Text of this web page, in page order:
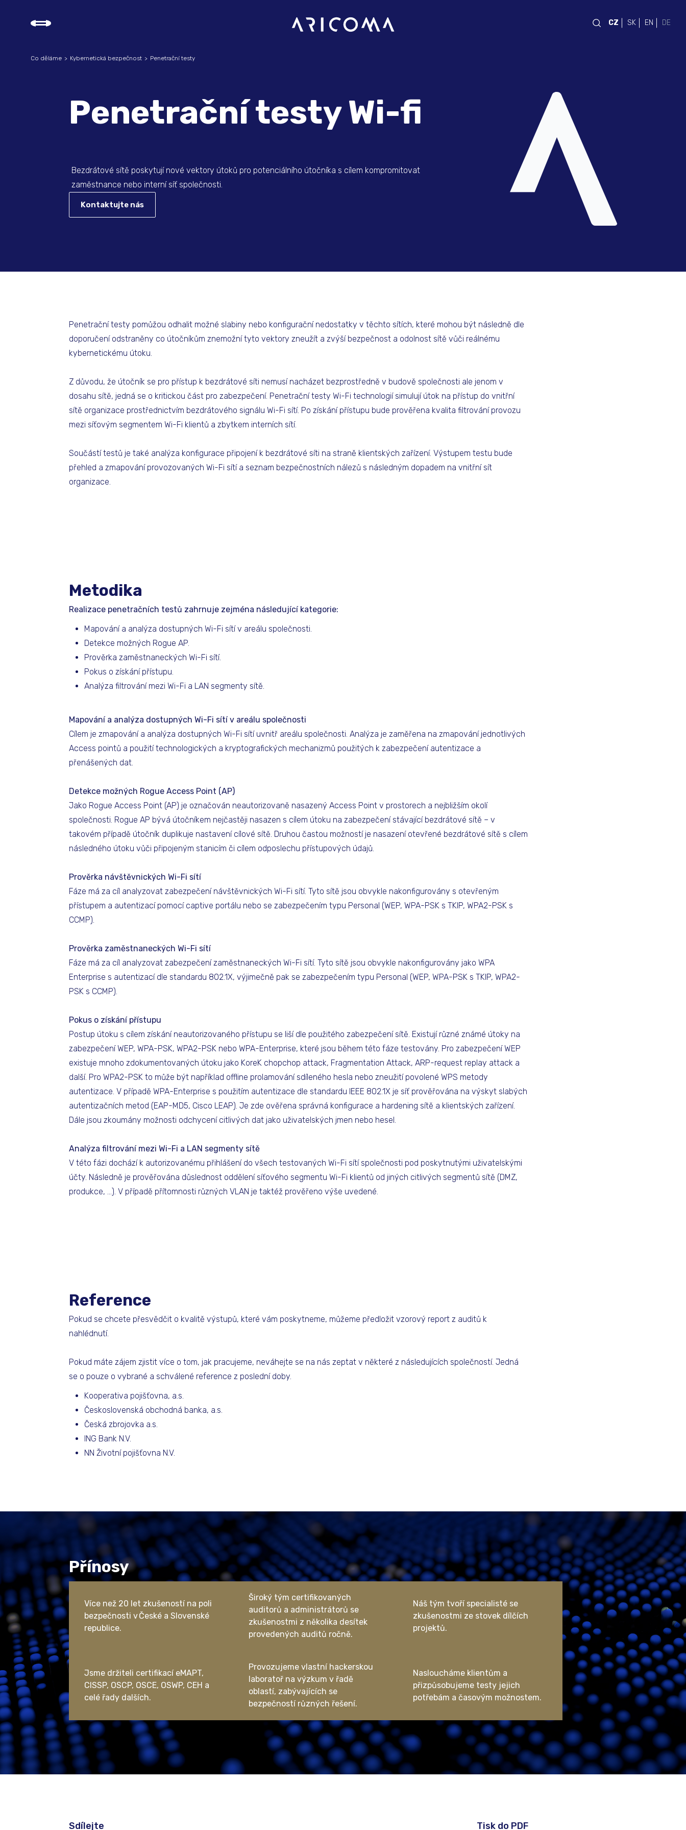
CZ SK EN DE
Penetrační testy Wi-fi
Bezdrátové sítě poskytují nové vektory útoků pro potenciálního útočníka s cílem kompromitovat
zaměstnance nebo interní síť společnosti.
Kontaktujte nás
Co děláme Kybernetická bezpečnost Penetrační testy
Penetrační testy pomůžou odhalit možné slabiny nebo konfigurační nedostatky v těchto sítích, které mohou být následně dle
doporučení odstraněny co útočníkům znemožní tyto vektory zneužít a zvýší bezpečnost a odolnost sítě vůči reálnému
kybernetickému útoku.
Z důvodu, že útočník se pro přístup k bezdrátové síti nemusí nacházet bezprostředně v budově společnosti ale jenom v
dosahu sítě, jedná se o kritickou část pro zabezpečení. Penetrační testy Wi-Fi technologií simulují útok na přístup do vnitřní
sítě organizace prostřednictvím bezdrátového signálu Wi-Fi sítí. Po získání přístupu bude prověřena kvalita filtrování provozu
mezi síťovým segmentem Wi-Fi klientů a zbytkem interních sítí.
Součástí testů je také analýza konfigurace připojení k bezdrátové síti na straně klientských zařízení. Výstupem testu bude
přehled a zmapování provozovaných Wi-Fi sítí a seznam bezpečnostních nálezů s následným dopadem na vnitřní sít
organizace.
Metodika
Realizace penetračních testů zahrnuje zejména následující kategorie: ​
Mapování a analýza dostupných Wi-Fi sítí v areálu společnosti.
Detekce možných Rogue AP.
Prověrka zaměstnaneckých Wi-Fi sítí.
Pokus o získání přístupu.
Analýza filtrování mezi Wi-Fi a LAN segmenty sítě.
Mapování a analýza dostupných Wi-Fi sítí v areálu společnosti
Cílem je zmapování a analýza dostupných Wi-Fi sítí uvnitř areálu společnosti. Analýza je zaměřena na zmapování jednotlivých
Access pointů a použití technologických a kryptografických mechanizmů použitých k zabezpečení autentizace a
přenášených dat.
Detekce možných Rogue Access Point (AP)
Jako Rogue Access Point (AP) je označován neautorizovaně nasazený Access Point v prostorech a nejbližším okolí
společnosti. Rogue AP bývá útočníkem nejčastěji nasazen s cílem útoku na zabezpečení stávající bezdrátové sítě – v
takovém případě útočník duplikuje nastavení cílové sítě. Druhou častou možností je nasazení otevřené bezdrátové sítě s cílem
následného útoku vůči připojeným stanicím či cílem odposlechu přístupových údajů.
Prověrka návštěvnických Wi-Fi sítí
Fáze má za cíl analyzovat zabezpečení návštěvnických Wi-Fi sítí. Tyto sítě jsou obvykle nakonfigurovány s otevřeným
přístupem a autentizací pomocí captive portálu nebo se zabezpečením typu Personal (WEP, WPA-PSK s TKIP, WPA2-PSK s
CCMP).
Prověrka zaměstnaneckých Wi-Fi sítí
Fáze má za cíl analyzovat zabezpečení zaměstnaneckých Wi-Fi sítí. Tyto sítě jsou obvykle nakonfigurovány jako WPA
Enterprise s autentizací dle standardu 802.1X, výjimečně pak se zabezpečením typu Personal (WEP, WPA-PSK s TKIP, WPA2-
PSK s CCMP).
Pokus o získání přístupu
Postup útoku s cílem získání neautorizovaného přístupu se liší dle použitého zabezpečení sítě. Existují různé známé útoky na
zabezpečení WEP, WPA-PSK, WPA2-PSK nebo WPA-Enterprise, které jsou během této fáze testovány. Pro zabezpečení WEP
existuje mnoho zdokumentovaných útoku jako KoreK chopchop attack, Fragmentation Attack, ARP-request replay attack a
další. Pro WPA2-PSK to může být například offline prolamování sdíleného hesla nebo zneužití povolené WPS metody
autentizace. V případě WPA-Enterprise s použitím autentizace dle standardu IEEE 802.1X je síť prověřována na výskyt slabých
autentizačních metod (EAP-MD5, Cisco LEAP). Je zde ověřena správná konfigurace a hardening sítě a klientských zařízení.
Dále jsou zkoumány možnosti odchycení citlivých dat jako uživatelských jmen nebo hesel.
Analýza filtrování mezi Wi-Fi a LAN segmenty sítě
V této fázi dochází k autorizovanému přihlášení do všech testovaných Wi-Fi sítí společnosti pod poskytnutými uživatelskými
účty. Následně je prověřována důslednost oddělení síťového segmentu Wi-Fi klientů od jiných citlivých segmentů sítě (DMZ,
produkce, …). V případě přítomnosti různých VLAN je taktéž prověřeno výše uvedené.
Reference​
Pokud se chcete přesvědčit o kvalitě výstupů, které vám poskytneme, můžeme předložit vzorový report z auditů k
nahlédnutí.
Pokud máte zájem zjistit více o tom, jak pracujeme, neváhejte se na nás zeptat v některé z následujících společností. Jedná
se o pouze o vybrané a schválené reference z poslední doby.
Kooperativa pojišťovna, a.s.
Československá obchodná banka, a.s.
Česká zbrojovka a.s.
ING Bank N.V.​
NN Životní pojišťovna N.V.
Přínosy
Více než 20 let zkušeností na poli
bezpečnosti v České a Slovenské
republice.
Široký tým certifikovaných
auditorů a administrátorů se
zkušenostmi z několika desítek
provedených auditů ročně.
Náš tým tvoří specialisté se
zkušenostmi ze stovek dílčích
projektů.
Jsme držiteli certifikací eMAPT,
CISSP, OSCP, OSCE, OSWP, CEH a
celé řady dalších.
Provozujeme vlastní hackerskou
laboratoř na výzkum v řadě
oblastí, zabývajících se
bezpečností různých řešení.
Nasloucháme klientům a
přizpůsobujeme testy jejich
potřebám a časovým možnostem.
Sdílejte Tisk do PDF